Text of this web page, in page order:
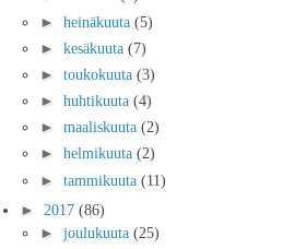
► heinäkuuta (5)
► kesäkuuta (7)
► toukokuuta (3)
► huhtikuuta (4)
► maaliskuuta (2)
► helmikuuta (2)
► tammikuuta (11)
► 2017 (86)
► joulukuuta (25)